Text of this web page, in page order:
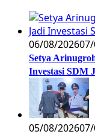
06/08/2026
Setya
Investasi SDM
05/08/2026